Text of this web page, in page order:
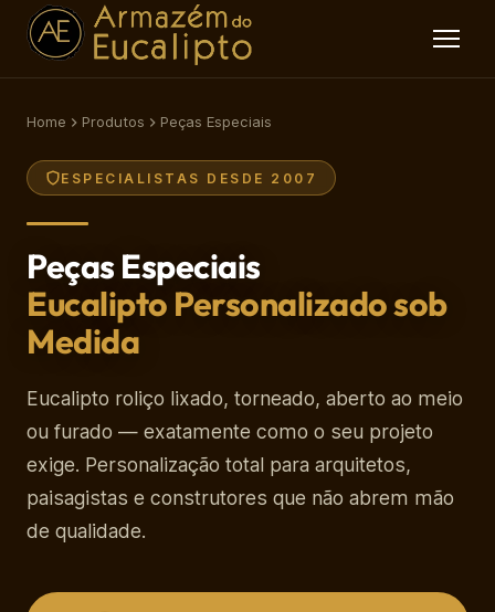
Home Produtos Peças Especiais
ESPECIALISTAS DESDE 2007
Peças Especiais
Eucalipto Personalizado sob
Medida
Eucalipto roliço lixado, torneado, aberto ao meio
ou furado — exatamente como o seu projeto
exige. Personalização total para arquitetos,
paisagistas e construtores que não abrem mão
de qualidade.